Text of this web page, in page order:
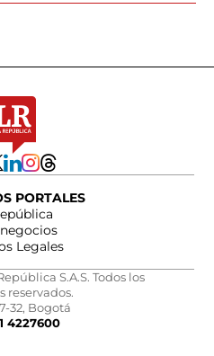
PORTALES
Legales
S.A.S. Todos los
reservados.
32, Bogotá
4227600